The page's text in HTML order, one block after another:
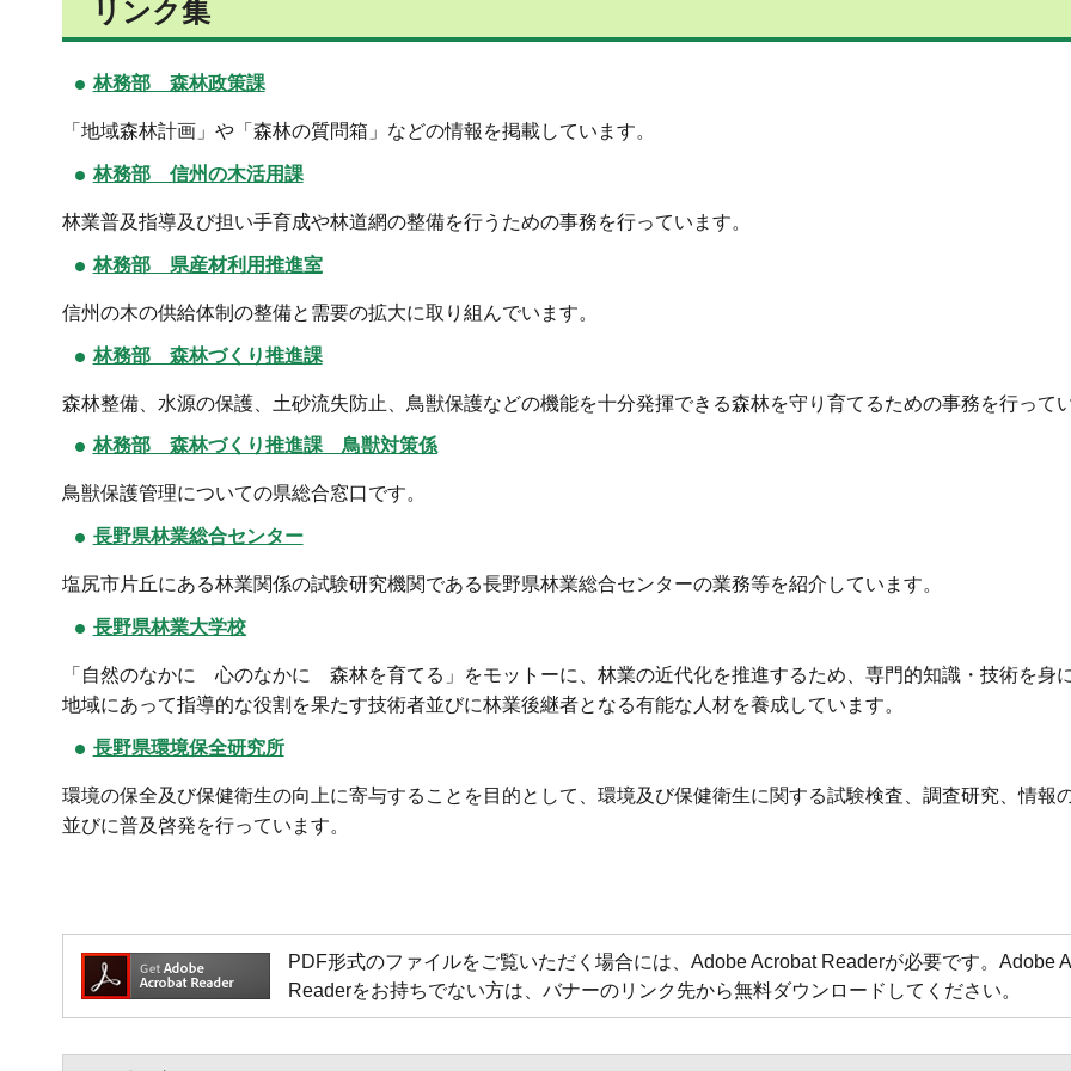
リンク集
林務部 森林政策課
「地域森林計画」や「森林の質問箱」などの情報を掲載しています。
林務部 信州の木活用課
林業普及指導及び担い手育成や林道網の整備を行うための事務を行っています。
林務部 県産材利用推進室
信州の木の供給体制の整備と需要の拡大に取り組んでいます。
林務部 森林づくり推進課
森林整備、水源の保護、土砂流失防止、鳥獣保護などの機能を十分発揮できる森林を守り育てるための事務を行って
林務部 森林づくり推進課 鳥獣対策係
鳥獣保護管理についての県総合窓口です。
長野県林業総合センター
塩尻市片丘にある林業関係の試験研究機関である長野県林業総合センターの業務等を紹介しています。
長野県林業大学校
「自然のなかに 心のなかに 森林を育てる」をモットーに、林業の近代化を推進するため、専門的知識・技術を身
地域にあって指導的な役割を果たす技術者並びに林業後継者となる有能な人材を養成しています。
長野県環境保全研究所
環境の保全及び保健衛生の向上に寄与することを目的として、環境及び保健衛生に関する試験検査、調査研究、情報
並びに普及啓発を行っています。
PDF形式のファイルをご覧いただく場合には、Adobe Acrobat Readerが必要です。Adobe
Readerをお持ちでない方は、バナーのリンク先から無料ダウンロードしてください。